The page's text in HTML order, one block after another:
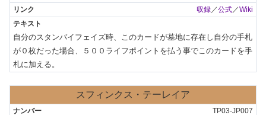
収録 ／公式 ／Wiki
自分のスタンバイフェイズ時、このカードが墓地に存在し自分の手札
が０枚だった場合、５００ライフポイントを払う事でこのカードを手
札に加える。
スフィンクス・テーレイア
TP03-JP007